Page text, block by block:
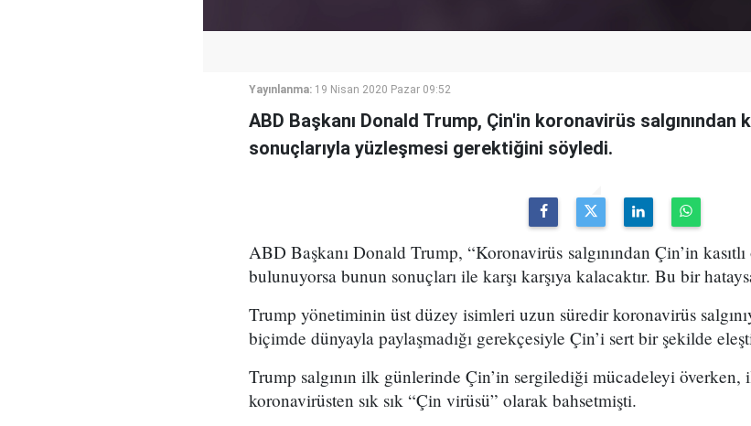
Yayınlanma: 19 Nisan 2020 Pazar 09:52
ABD Başkanı Donald Trump, Çin'in koronavirüs
sonuçlarıyla yüzleşmesi gerektiğini söyledi.
ABD Başkanı Donald Trump, “Koronavirüs salgınından Çin’in
bulunuyorsa bunun sonuçları ile karşı karşıya kalacaktır. Bu bir
Trump yönetiminin üst düzey isimleri uzun süredir koronavirüs
biçimde dünyayla paylaşmadığı gerekçesiyle Çin’i sert bir şekilde
Trump salgının ilk günlerinde Çin’in sergilediği mücadeleyi överken,
koronavirüsten sık sık “Çin virüsü” olarak bahsetmişti.